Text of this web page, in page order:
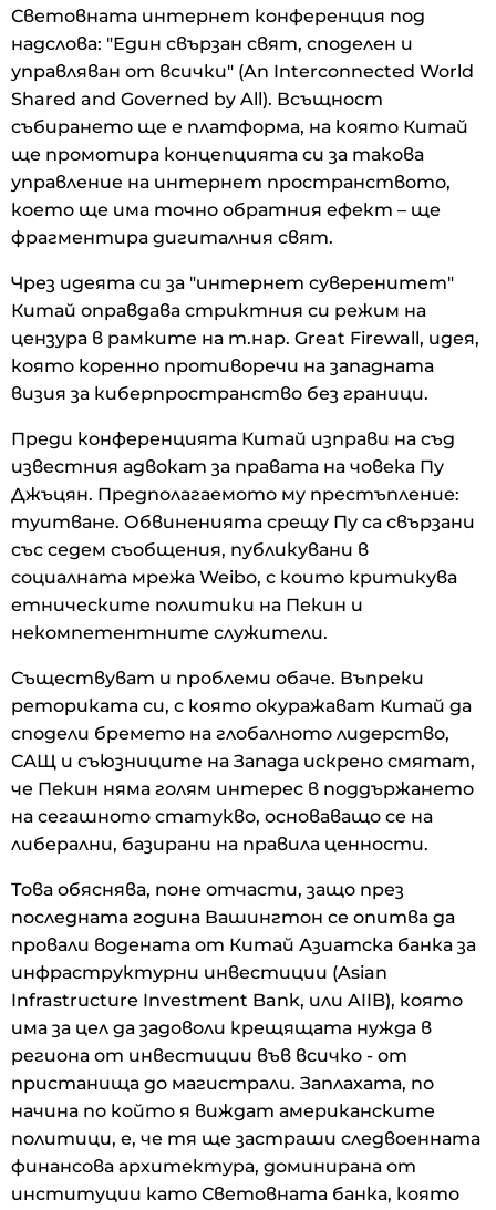
Световната интернет конференция под
надслова: "Един свързан свят, споделен и
управляван от всички" (An Interconnected World
Shared and Governed by All). Всъщност
събирането ще е платформа, на която Китай
ще промотира концепцията си за такова
управление на интернет пространството,
което ще има точно обратния ефект – ще
фрагментира дигиталния свят.
Чрез идеята си за "интернет суверенитет"
Китай оправдава стриктния си режим на
цензура в рамките на т.нар. Great Firewall, идея,
която коренно противоречи на западната
визия за киберпространство без граници.
Преди конференцията Китай изправи на съд
известния адвокат за правата на човека Пу
Джъцян. Предполагаемото му престъпление:
туитване. Обвиненията срещу Пу са свързани
със седем съобщения, публикувани в
социалната мрежа Weibo, с които критикува
етническите политики на Пекин и
некомпетентните служители.
Съществуват и проблеми обаче. Въпреки
реториката си, с която окуражават Китай да
сподели бремето на глобалното лидерство,
САЩ и съюзниците на Запада искрено смятат,
че Пекин няма голям интерес в поддържането
на сегашното статукво, основаващо се на
либерални, базирани на правила ценности.
Това обяснява, поне отчасти, защо през
последната година Вашингтон се опитва да
провали водената от Китай Азиатска банка за
инфраструктурни инвестиции (Asian
Infrastructure Investment Bank, или AIIB), която
има за цел да задоволи крещящата нужда в
региона от инвестиции във всичко - от
пристанища до магистрали. Заплахата, по
начина по който я виждат американските
политици, е, че тя ще застраши следвоенната
финансова архитектура, доминирана от
институции като Световната банка, която